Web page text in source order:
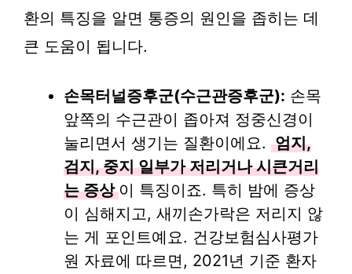
환의 특징을 알면 통증의 원인을 좁히는 데
큰 도움이 됩니다.
손목터널증후군(수근관증후군): 손목
앞쪽의 수근관이 좁아져 정중신경이
눌리면서 생기는 질환이에요. 엄지,
검지, 중지 일부가 저리거나 시큰거리
는 증상 이 특징이죠. 특히 밤에 증상
이 심해지고, 새끼손가락은 저리지 않
는 게 포인트예요. 건강보험심사평가
원 자료에 따르면, 2021년 기준 환자